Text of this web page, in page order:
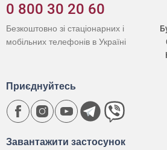
0 800 30 20 60
Безкоштовно зі стаціонарних і
мобільних телефонів в Україні
Завантажити застосунок
Приєднуйтесь